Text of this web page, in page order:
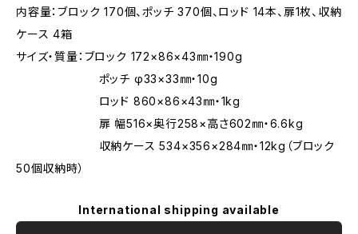
内容量：ブロック 170個、ポッチ 370個、ロッド 14本、扉1枚、収納
ケース 4箱
サイズ・質量：ブロック 172×86×43㎜・190g
ポッチ φ33×33㎜・10g
ロッド 860×86×43㎜・1kg
扉 幅516×奥行258×高さ602㎜・6.6kg
収納ケース 534×356×284㎜・12kg（ブロック
50個収納時）
International shipping available